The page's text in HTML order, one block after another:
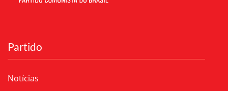
Partido
Notícias